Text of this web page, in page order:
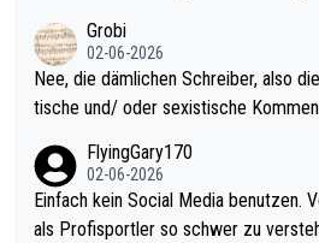
ohl wenig WDF Turniere spielen. Dies
es Jahr der Fall. Er musste als
den Qualifier und ich glaube kaum,
el hat.
Grobi
02-06-2026
Nee, die dämlichen Schreiber, also
tische und/ oder sexistische
s Leben in den Griff kriegen. Nur eins
r war doch neulich erst derjenige, der
rovoziert hat. Und Littlers Mutter
FlyingGary170
02-06-2026
Einfach kein Social Media benutzen.
als Profisportler so schwer zu